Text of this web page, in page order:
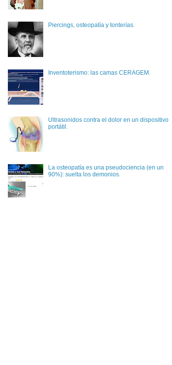
Piercings, osteopatía y tonterías.
Inventoterismo: las camas CERAGEM.
Ultrasonidos contra el dolor en un dispositivo
portátil.
La osteopatía es una pseudociencia (en un
90%): suelta los demonios.